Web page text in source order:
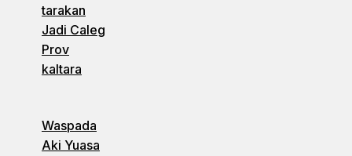
tarakan
Jadi Caleg
Prov
kaltara
Waspada
Aki Yuasa